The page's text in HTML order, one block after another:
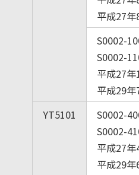
平成27年
S0002-
S0002-
平成27
平成29年
YT5101
S0002-
S0002-
平成27
平成29年